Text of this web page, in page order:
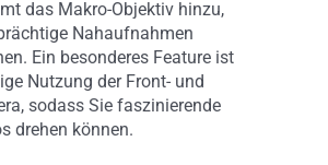
das Makro-Objektiv hinzu,
Nahaufnahmen
Ein besonderes Feature ist
Nutzung der Front- und
sodass Sie faszinierende
drehen können.